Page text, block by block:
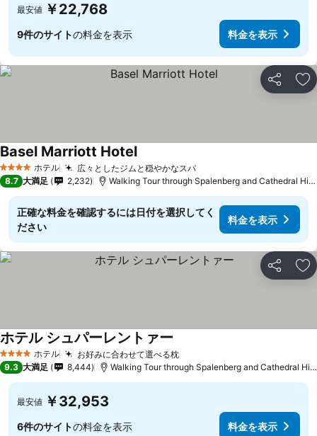
最安値 ￥22,768
9件のサイトの料金を表示 料金を表示
シェア お
4 ホテルのランク
ホテル 広々としたジムと穏やかなスパ
Basel Marriott Hotel
8.7 大満足 2,232 Walking Tour through Spalenberg and Cathedral Hillまで0.9 km
正確な料金を確認するには日付を選択してく
ださい
料金を表示
シェア お
4 ホテルのランク
ホテル お好みに合わせて選べる枕
ホテル シュパーレントァー
9.3 大満足 8,444 Walking Tour through Spalenberg and Cathedral Hillまで0.6 km
最安値 ￥32,953
6件のサイトの料金を表示 料金を表示